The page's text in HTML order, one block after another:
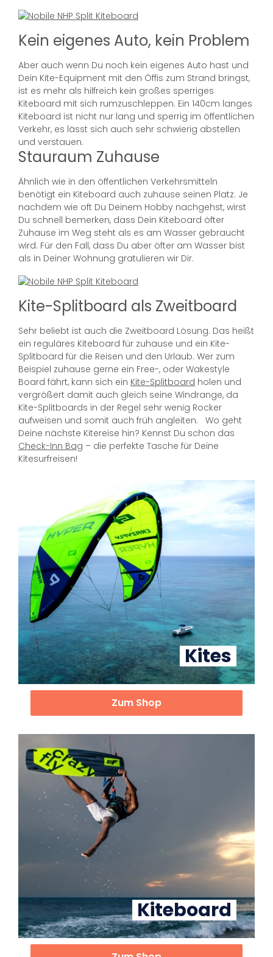
Kein eigenes Auto, kein Problem
Aber auch wenn Du noch kein eigenes Auto hast und
Dein Kite-Equipment mit den Öffis zum Strand bringst,
ist es mehr als hilfreich kein großes sperriges
Kiteboard mit sich rumzuschleppen. Ein 140cm langes
Kiteboard ist nicht nur lang und sperrig im öffentlichen
Verkehr, es lässt sich auch sehr schwierig abstellen
und verstauen.
Stauraum Zuhause
Ähnlich wie in den öffentlichen Verkehrsmitteln
benötigt ein Kiteboard auch zuhause seinen Platz. Je
nachdem wie oft Du Deinem Hobby nachgehst, wirst
Du schnell bemerken, dass Dein Kiteboard öfter
Zuhause im Weg steht als es am Wasser gebraucht
wird. Für den Fall, dass Du aber öfter am Wasser bist
als in Deiner Wohnung gratulieren wir Dir.
Kite-Splitboard als Zweitboard
Sehr beliebt ist auch die Zweitboard Lösung. Das heißt
ein reguläres Kiteboard für zuhause und ein Kite-
Splitboard für die Reisen und den Urlaub. Wer zum
Beispiel zuhause gerne ein Free-, oder Wakestyle
Board fährt, kann sich ein Kite-Splitboard holen und
vergrößert damit auch gleich seine Windrange, da
Kite-Splitboards in der Regel sehr wenig Rocker
aufweisen und somit auch früh angleiten. Wo geht
Deine nächste Kitereise hin? Kennst Du schon das
Check-Inn Bag – die perfekte Tasche für Deine
Kitesurfreisen!
Kites
Zum Shop
Kiteboard